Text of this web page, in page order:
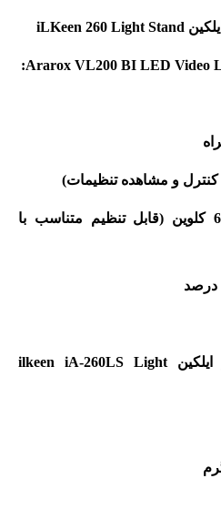
و مشاهده تنظیمات)
دمای رنگ: 2800 تا 6500 کلوین (قابل تنظیم متناسب با
مشخصات سه پایه نور ایلکین ilkeen iA-260LS Light